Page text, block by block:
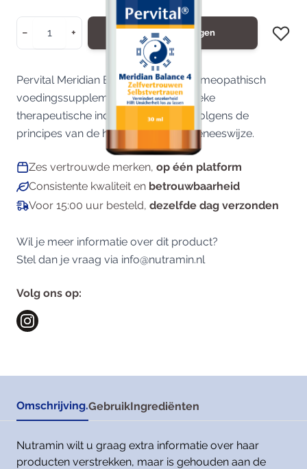
Pervital Meridian Balance 4 is een homeopathisch
voedingssupplement zonder specifieke
therapeutische indicatie toegepast volgens de
principes van de homeopathische geneeswijze.
Aantal
− + In Winkelwagen
Zes vertrouwde merken, op één platform
Consistente kwaliteit en betrouwbaarheid
Voor 15:00 uur besteld, dezelfde dag verzonden
Volg ons op:
Wil je meer informatie over dit product?
Stel dan je vraag via info@nutramin.nl
Omschrijving.GebruikIngrediënten
Nutramin wilt u graag extra informatie over haar
producten verstrekken, maar is gehouden aan de